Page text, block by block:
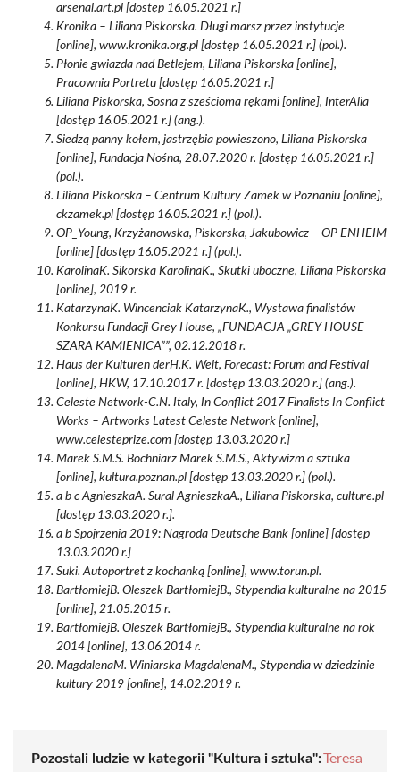
arsenal.art.pl [dostęp 16.05.2021 r.]
Kronika – Liliana Piskorska. Długi marsz przez instytucje
[online], www.kronika.org.pl [dostęp 16.05.2021 r.] (pol.).
Płonie gwiazda nad Betlejem, Liliana Piskorska [online],
Pracownia Portretu [dostęp 16.05.2021 r.]
Liliana Piskorska, Sosna z sześcioma rękami [online], InterAlia
[dostęp 16.05.2021 r.] (ang.).
Siedzą panny kołem, jastrzębia powieszono, Liliana Piskorska
[online], Fundacja Nośna, 28.07.2020 r. [dostęp 16.05.2021 r.]
(pol.).
Liliana Piskorska – Centrum Kultury Zamek w Poznaniu [online],
ckzamek.pl [dostęp 16.05.2021 r.] (pol.).
OP_Young, Krzyżanowska, Piskorska, Jakubowicz – OP ENHEIM
[online] [dostęp 16.05.2021 r.] (pol.).
KarolinaK. Sikorska KarolinaK., Skutki uboczne, Liliana Piskorska
[online], 2019 r.
KatarzynaK. Wincenciak KatarzynaK., Wystawa finalistów
Konkursu Fundacji Grey House, „FUNDACJA „GREY HOUSE
SZARA KAMIENICA””, 02.12.2018 r.
Haus der Kulturen derH.K. Welt, Forecast: Forum and Festival
[online], HKW, 17.10.2017 r. [dostęp 13.03.2020 r.] (ang.).
Celeste Network-C.N. Italy, In Conflict 2017 Finalists In Conflict
Works – Artworks Latest Celeste Network [online],
www.celesteprize.com [dostęp 13.03.2020 r.]
Marek S.M.S. Bochniarz Marek S.M.S., Aktywizm a sztuka
[online], kultura.poznan.pl [dostęp 13.03.2020 r.] (pol.).
a b c AgnieszkaA. Sural AgnieszkaA., Liliana Piskorska, culture.pl
[dostęp 13.03.2020 r.].
a b Spojrzenia 2019: Nagroda Deutsche Bank [online] [dostęp
13.03.2020 r.]
Suki. Autoportret z kochanką [online], www.torun.pl.
BartłomiejB. Oleszek BartłomiejB., Stypendia kulturalne na 2015
[online], 21.05.2015 r.
BartłomiejB. Oleszek BartłomiejB., Stypendia kulturalne na rok
2014 [online], 13.06.2014 r.
MagdalenaM. Winiarska MagdalenaM., Stypendia w dziedzinie
kultury 2019 [online], 14.02.2019 r.
Pozostali ludzie w kategorii "Kultura i sztuka":Teresa